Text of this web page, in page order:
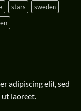
stars
sweden
adipiscing elit, sed
laoreet.